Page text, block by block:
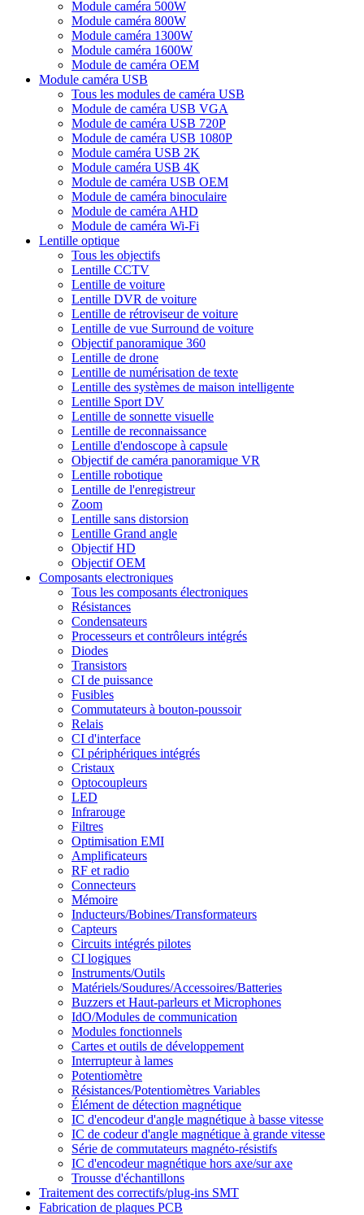
Module caméra 500W
Module caméra 800W
Module caméra 1300W
Module caméra 1600W
Module de caméra OEM
Module caméra USB
Tous les modules de caméra USB
Module de caméra USB VGA
Module de caméra USB 720P
Module de caméra USB 1080P
Module caméra USB 2K
Module caméra USB 4K
Module de caméra USB OEM
Module de caméra binoculaire
Module de caméra AHD
Module de caméra Wi-Fi
Lentille optique
Tous les objectifs
Lentille CCTV
Lentille de voiture
Lentille DVR de voiture
Lentille de rétroviseur de voiture
Lentille de vue Surround de voiture
Objectif panoramique 360
Lentille de drone
Lentille de numérisation de texte
Lentille des systèmes de maison intelligente
Lentille Sport DV
Lentille de sonnette visuelle
Lentille de reconnaissance
Lentille d'endoscope à capsule
Objectif de caméra panoramique VR
Lentille robotique
Lentille de l'enregistreur
Zoom
Lentille sans distorsion
Lentille Grand angle
Objectif HD
Objectif OEM
Composants electroniques
Tous les composants électroniques
Résistances
Condensateurs
Processeurs et contrôleurs intégrés
Diodes
Transistors
CI de puissance
Fusibles
Commutateurs à bouton-poussoir
Relais
CI d'interface
CI périphériques intégrés
Cristaux
Optocoupleurs
LED
Infrarouge
Filtres
Optimisation EMI
Amplificateurs
RF et radio
Connecteurs
Mémoire
Inducteurs/Bobines/Transformateurs
Capteurs
Circuits intégrés pilotes
CI logiques
Instruments/Outils
Matériels/Soudures/Accessoires/Batteries
Buzzers et Haut-parleurs et Microphones
IdO/Modules de communication
Modules fonctionnels
Cartes et outils de développement
Interrupteur à lames
Potentiomètre
Résistances/Potentiomètres Variables
Élément de détection magnétique
IC d'encodeur d'angle magnétique à basse vitesse
IC de codeur d'angle magnétique à grande vitesse
Série de commutateurs magnéto-résistifs
IC d'encodeur magnétique hors axe/sur axe
Trousse d'échantillons
Traitement des correctifs/plug-ins SMT
Fabrication de plaques PCB